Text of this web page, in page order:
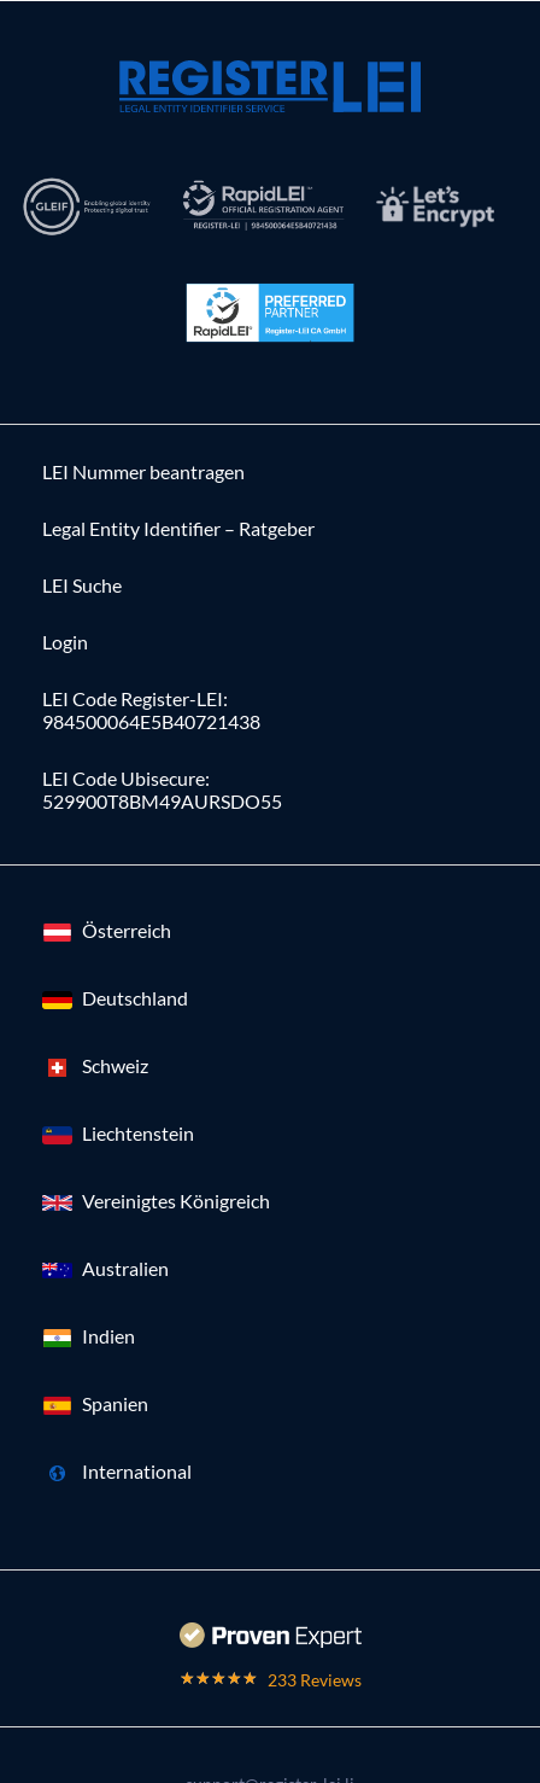
LEI Nummer beantragen
Legal Entity Identifier – Ratgeber
LEI Suche
Login
LEI Code Register-LEI:
984500064E5B40721438
LEI Code Ubisecure:
529900T8BM49AURSDO55
Österreich
Deutschland
Schweiz
Liechtenstein
Vereinigtes Königreich
Australien
Indien
Spanien
International
233 Reviews